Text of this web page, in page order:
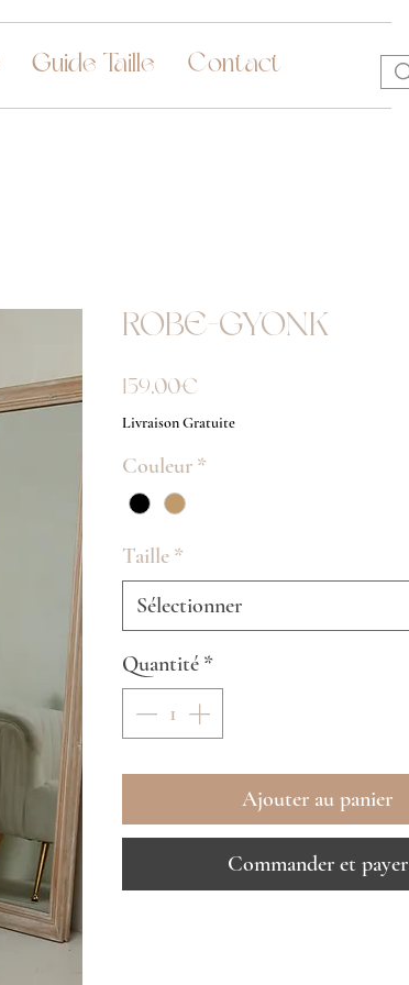
Guide Taille Contact
ROBE-GYONK
159,00 €
Livraison Gratuite
Couleur *
Taille *
Sélectionner
Quantité *
Ajouter au panier
Commander et payer